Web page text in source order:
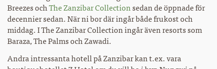
Breezes ochThe Zanzibar Collectionsedan de öppnade för
decennier sedan. När ni bor där ingår både frukost och
middag. I The Zanzibar Collection ingår även resorts som
Baraza, The Palms och Zawadi.
Andra intressanta hotell på Zanzibar kan t.ex. vara